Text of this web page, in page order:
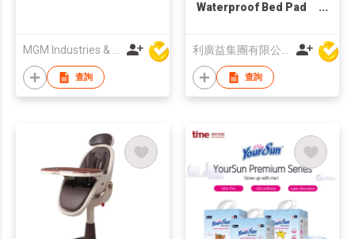
MGM Industries & Company
查詢
Waterproof Bed Pad
利廣益集團有限公司
查詢